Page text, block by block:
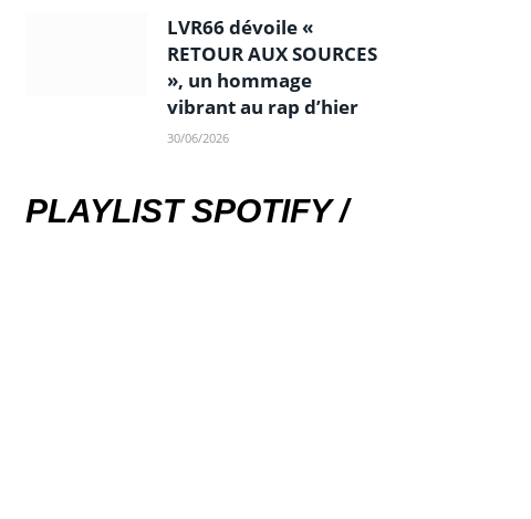
LVR66 dévoile «
RETOUR AUX SOURCES
», un hommage
vibrant au rap d’hier
30/06/2026
PLAYLIST SPOTIFY /